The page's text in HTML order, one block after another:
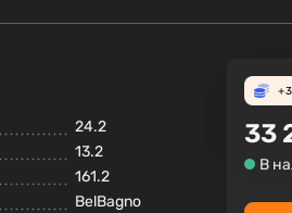
24.2
13.2
161.2
BelBagno
33
В